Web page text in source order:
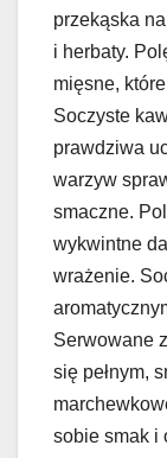
przekąska
i herbaty.
mięsne,
Soczyste
prawdziwa
warzyw
smaczne.
wykwintne
wrażenie.
Serwowane
się pełnym,
sobie smak i